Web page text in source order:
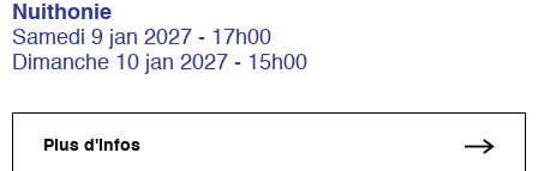
Nuithonie
Samedi 9 jan 2027 - 17h00
Dimanche 10 jan 2027 - 15h00
Plus d'infos